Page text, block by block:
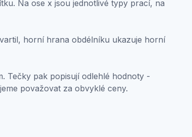
Na ose x jsou jednotlivé typy prací, na
horní hrana obdélníku ukazuje horní
Tečky pak popisují odlehlé hodnoty -
považovat za obvyklé ceny.